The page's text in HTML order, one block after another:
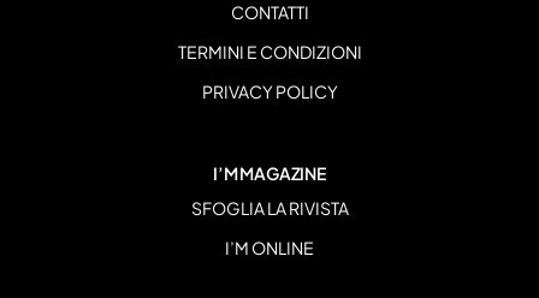
CONTATTI
TERMINI E CONDIZIONI
PRIVACY POLICY
I’M MAGAZINE
SFOGLIA LA RIVISTA
I’M ONLINE